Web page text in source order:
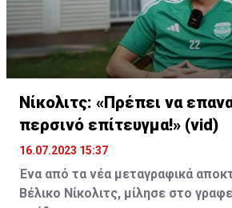
Νίκολιτς: «Πρέπει να
περσινό επίτευγμα!» (vid)
16.07.2023 15:37
Ένα από τα νέα μεταγραφικά
Βέλικο Νίκολιτς, μίλησε στο